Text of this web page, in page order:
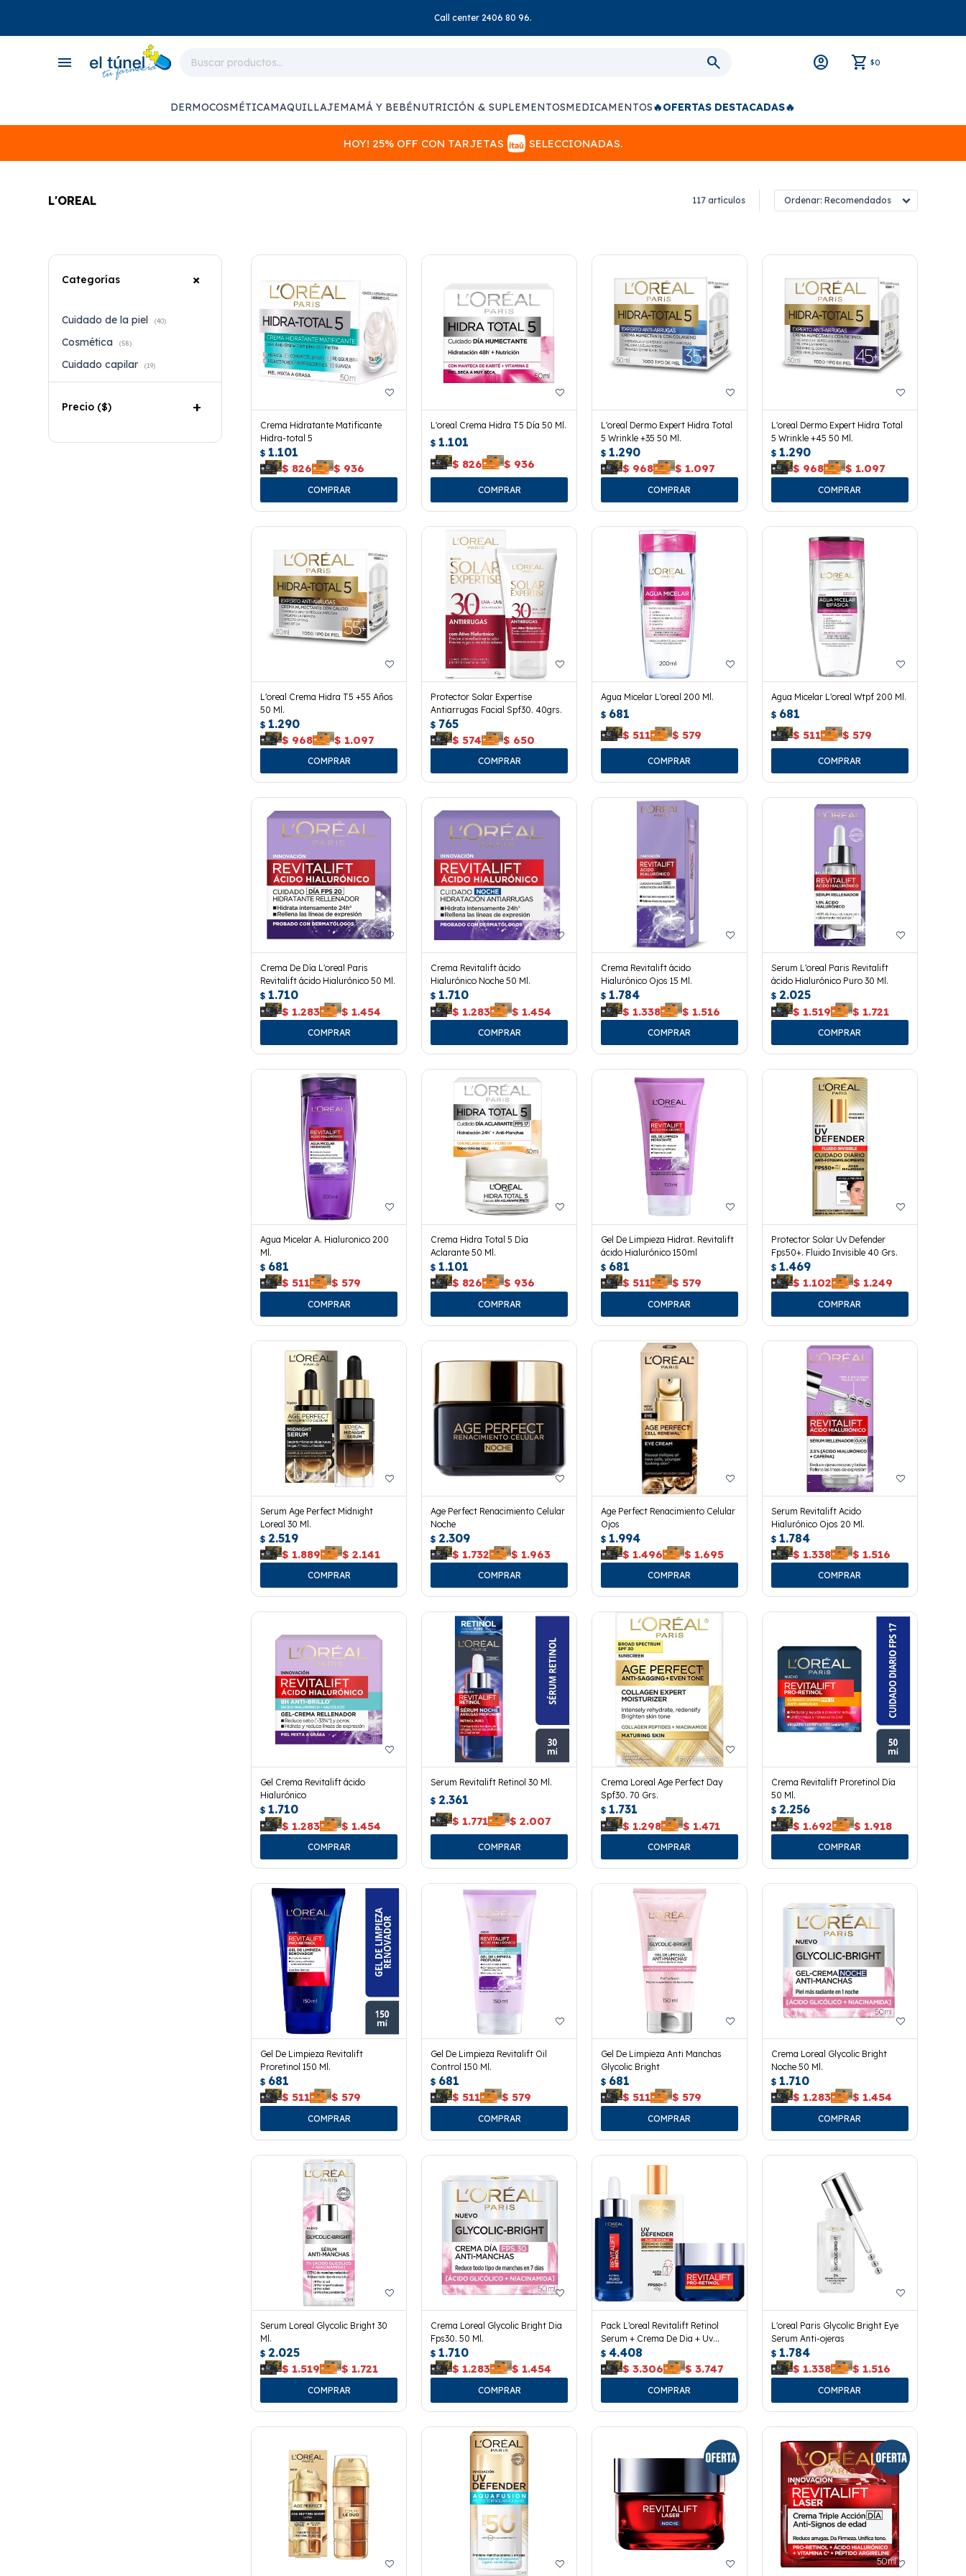
Call center 2406 80 96.
menu $0
DERMOCOSMÉTICAMAQUILLAJEMAMÁ Y BEBÉNUTRICIÓN & SUPLEMENTOSMEDICAMENTOS🔥OFERTAS DESTACADAS🔥
HOY! 25% OFF CON TARJETAS SELECCIONADAS.
L'OREAL 117 artículos Recomendados
Crema Hidratante Matificante
Hidra-total 5
$ 1.101
$ 826 $ 936
L'oreal Crema Hidra T5 Día 50 Ml.
$ 1.101
$ 826 $ 936
L'oreal Dermo Expert Hidra Total
5 Wrinkle +35 50 Ml.
$ 1.290
$ 968 $ 1.097
L'oreal Dermo Expert Hidra Total
5 Wrinkle +45 50 Ml.
$ 1.290
$ 968 $ 1.097
L'oreal Crema Hidra T5 +55 Años
50 Ml.
$ 1.290
$ 968 $ 1.097
Protector Solar Expertise
Antiarrugas Facial Spf30. 40grs.
$ 765
$ 574 $ 650
Agua Micelar L'oreal 200 Ml.
$ 681
$ 511 $ 579
Agua Micelar L'oreal Wtpf 200 Ml.
$ 681
$ 511 $ 579
Crema De Día L'oreal Paris
Revitalift ácido Hialurónico 50 Ml.
$ 1.710
$ 1.283 $ 1.454
Crema Revitalift ácido
Hialurónico Noche 50 Ml.
$ 1.710
$ 1.283 $ 1.454
Crema Revitalift ácido
Hialurónico Ojos 15 Ml.
$ 1.784
$ 1.338 $ 1.516
Serum L'oreal Paris Revitalift
ácido Hialurónico Puro 30 Ml.
$ 2.025
$ 1.519 $ 1.721
Agua Micelar A. Hialuronico 200
Ml.
$ 681
$ 511 $ 579
Crema Hidra Total 5 Día
Aclarante 50 Ml.
$ 1.101
$ 826 $ 936
Gel De Limpieza Hidrat. Revitalift
ácido Hialurónico 150ml
$ 681
$ 511 $ 579
Protector Solar Uv Defender
Fps50+. Fluido Invisible 40 Grs.
$ 1.469
$ 1.102 $ 1.249
Serum Age Perfect Midnight
Loreal 30 Ml.
$ 2.519
$ 1.889 $ 2.141
Age Perfect Renacimiento Celular
Noche
$ 2.309
$ 1.732 $ 1.963
Age Perfect Renacimiento Celular
Ojos
$ 1.994
$ 1.496 $ 1.695
Serum Revitalift Acido
Hialurónico Ojos 20 Ml.
$ 1.784
$ 1.338 $ 1.516
Gel Crema Revitalift ácido
Hialurónico
$ 1.710
$ 1.283 $ 1.454
Serum Revitalift Retinol 30 Ml.
$ 2.361
$ 1.771 $ 2.007
Crema Loreal Age Perfect Day
Spf30. 70 Grs.
$ 1.731
$ 1.298 $ 1.471
Crema Revitalift Proretinol Día
50 Ml.
$ 2.256
$ 1.692 $ 1.918
Gel De Limpieza Revitalift
Proretinol 150 Ml.
$ 681
$ 511 $ 579
Gel De Limpieza Revitalift Oil
Control 150 Ml.
$ 681
$ 511 $ 579
Gel De Limpieza Anti Manchas
Glycolic Bright
$ 681
$ 511 $ 579
Crema Loreal Glycolic Bright
Noche 50 Ml.
$ 1.710
$ 1.283 $ 1.454
Serum Loreal Glycolic Bright 30
Ml.
$ 2.025
$ 1.519 $ 1.721
Crema Loreal Glycolic Bright Dia
Fps30. 50 Ml.
$ 1.710
$ 1.283 $ 1.454
Pack L'oreal Revitalift Retinol
Serum + Crema De Dia + Uv
Defender
$ 4.408
$ 3.306 $ 3.747
L'oreal Paris Glycolic Bright Eye
Serum Anti-ojeras
$ 1.784
$ 1.338 $ 1.516
Categorías
Cuidado de la piel (40)
Cosmética (58)
Cuidado capilar (19)
Precio ($)
close
store
local_shipping